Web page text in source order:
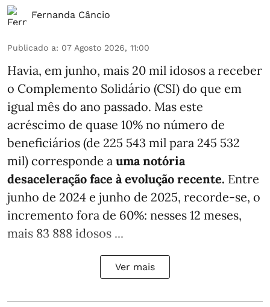
Fernanda Câncio
Publicado a: 07 Agosto 2026, 11:00
Havia, em junho, mais 20 mil idosos a receber
o Complemento Solidário (CSI) do que em
igual mês do ano passado. Mas este
acréscimo de quase 10% no número de
beneficiários (de 225 543 mil para 245 532
mil) corresponde a uma notória
desaceleração face à evolução recente. Entre
junho de 2024 e junho de 2025, recorde-se, o
incremento fora de 60%: nesses 12 meses,
mais 83 888 idosos ...
Ver mais